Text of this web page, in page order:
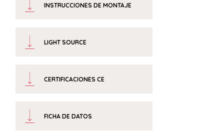
INSTRUCCIONES DE MONTAJE
LIGHT SOURCE
CERTIFICACIONES CE
FICHA DE DATOS